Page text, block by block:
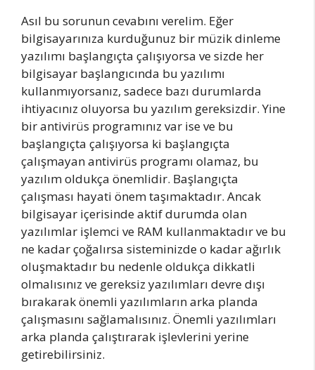
Asıl bu sorunun cevabını verelim. Eğer
bilgisayarınıza kurduğunuz bir müzik dinleme
yazılımı başlangıçta çalışıyorsa ve sizde her
bilgisayar başlangıcında bu yazılımı
kullanmıyorsanız, sadece bazı durumlarda
ihtiyacınız oluyorsa bu yazılım gereksizdir. Yine
bir antivirüs programınız var ise ve bu
başlangıçta çalışıyorsa ki başlangıçta
çalışmayan antivirüs programı olamaz, bu
yazılım oldukça önemlidir. Başlangıçta
çalışması hayati önem taşımaktadır. Ancak
bilgisayar içerisinde aktif durumda olan
yazılımlar işlemci ve RAM kullanmaktadır ve bu
ne kadar çoğalırsa sisteminizde o kadar ağırlık
oluşmaktadır bu nedenle oldukça dikkatli
olmalısınız ve gereksiz yazılımları devre dışı
bırakarak önemli yazılımların arka planda
çalışmasını sağlamalısınız. Önemli yazılımları
arka planda çalıştırarak işlevlerini yerine
getirebilirsiniz.